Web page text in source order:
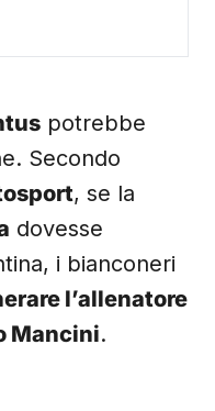
potrebbe
Secondo
, se la
dovesse
i bianconeri
l’allenatore
Mancini.